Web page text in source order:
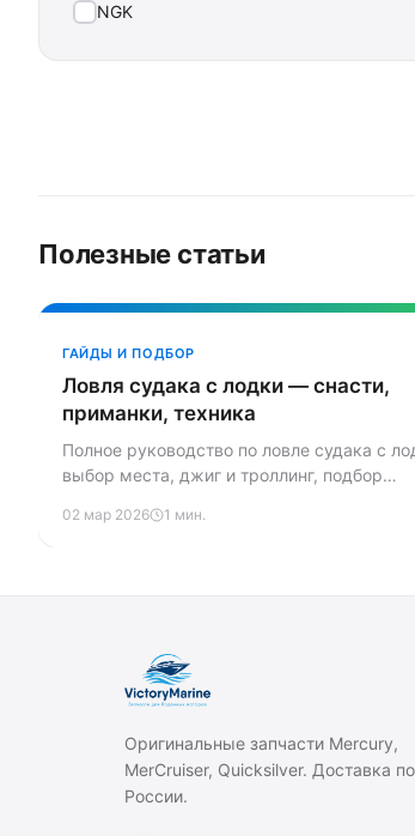
NGK
Полезные статьи
ГАЙДЫ И ПОДБОР
Ловля судака с лодки — снасти,
приманки, техника
Полное руководство по ловле судака с
выбор места, джиг и троллинг, подбор
ошибки начинающих.
02 мар 2026 1 мин.
Оригинальные запчасти Mercury,
MerCruiser, Quicksilver. Доставка
России.